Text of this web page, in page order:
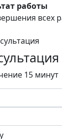
работы
всех
15 минут